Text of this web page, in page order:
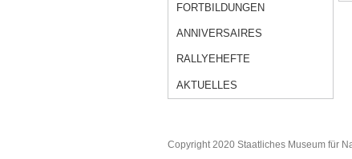
FORTBILDUNGEN
ANNIVERSAIRES
RALLYEHEFTE
AKTUELLES
Copyright 2020 Staatliches Museum für